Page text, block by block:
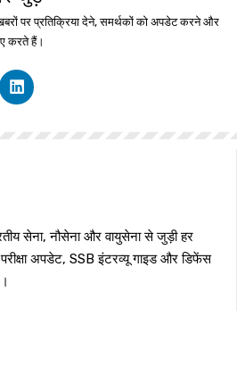
पर प्रतिक्रिया देने, समर्थकों को अपडेट करने और
करते हैं।
सेना, नौसेना और वायुसेना से जुड़ी हर
अपडेट, SSB इंटरव्यू गाइड और डिफेंस